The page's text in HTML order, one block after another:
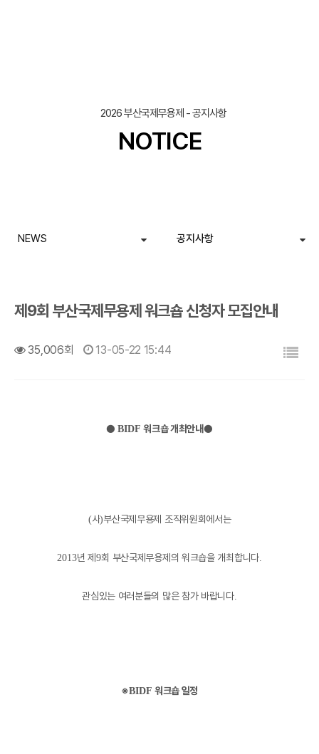
2026 부산국제무용제 - 공지사항
NOTICE
NEWS 공지사항
제9회 부산국제무용제 워크숍 신청자 모집안내
35,006회 13-05-22 15:44
●BIDF워크숍 개최안내●
(사)부산국제무용제 조직위원회에서는
2013년 제9회 부산국제무용제의 워크숍을 개최합니다.
관심있는 여러분들의 많은 참가 바랍니다.
※BIDF 워크숍 일정